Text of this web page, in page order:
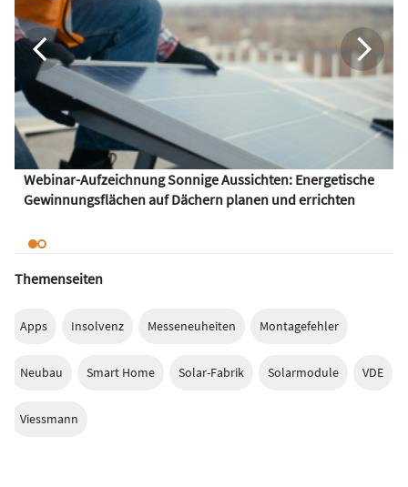
Webinar-Aufzeichnung Sonnige Aussichten: Energetische
Gewinnungsflächen auf Dächern planen und errichten
Themenseiten
Apps Insolvenz Messeneuheiten Montagefehler
Neubau Smart Home Solar-Fabrik Solarmodule VDE
Viessmann